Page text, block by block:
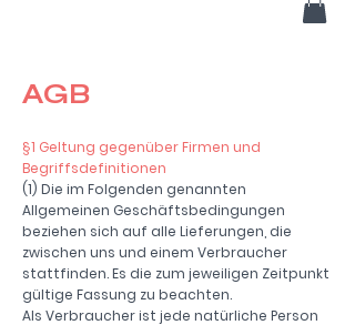
AGB
§1 Geltung gegenüber Firmen und
Begriffsdefinitionen
(1) Die im Folgenden genannten
Allgemeinen Geschäftsbedingungen
beziehen sich auf alle Lieferungen, die
zwischen uns und einem Verbraucher
stattfinden. Es die zum jeweiligen Zeitpunkt
gültige Fassung zu beachten.
Als Verbraucher ist jede natürliche Person